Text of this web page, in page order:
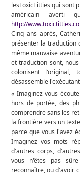
lesToxicTitties qui sont
américain averti
http://
Cinq ans après,
présenter la traduction
même mauvaise
et traduction sont,
colonisent l'original,
désassemble
« Imaginez-vous
hors de portée, des
comprendre sans les
la frontière vers un
parce que vous l'avez
Imaginez vos mots
d'autres corps,
vous n'êtes pas
reconnaître, ou d'avoir